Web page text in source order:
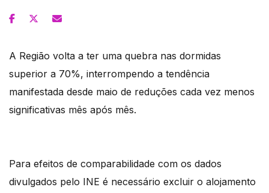
A Região volta a ter uma quebra nas dormidas
superior a 70%, interrompendo a tendência
manifestada desde maio de reduções cada vez menos
significativas mês após mês.
Para efeitos de comparabilidade com os dados
divulgados pelo INE é necessário excluir o alojamento